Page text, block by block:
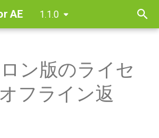
AE 1.1.0
スト
ード
] ダ
ン版のライセ
フライン返